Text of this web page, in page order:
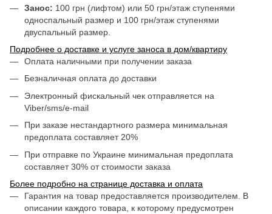
Занос: 100 грн (лифтом) или 50 грн/этаж ступенями
односпальный размер и 100 грн/этаж ступенями
двуспальный размер.
Подробнее о доставке и услуге заноса в дом/квартиру
Оплата наличными при получении заказа
Безналичная оплата до доставки
Электронный фискальный чек отправляется на
Viber/sms/e-mail
При заказе нестандартного размера минимальная
предоплата составляет 20%
При отправке по Украине минимальная предоплата
составляет 30% от стоимости заказа
Более подробно на странице доставка и оплата
Гарантия на товар предоставляется производителем. В
описании каждого товара, к которому предусмотрен